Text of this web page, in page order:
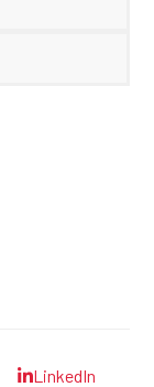
LinkedIn